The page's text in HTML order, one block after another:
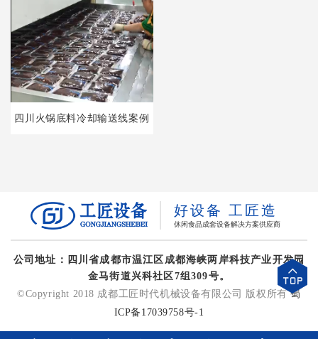
四川火锅底料冷却输送线案例
好设备 工匠造
休闲食品成套设备解决方案供应商
公司地址：四川省成都市温江区成都海峡两岸科技产业开发园
金马街道兴科社区7组309号。
©Copyright 2018 成都工匠时代机械设备有限公司 版权所有蜀
ICP备17039758号-1